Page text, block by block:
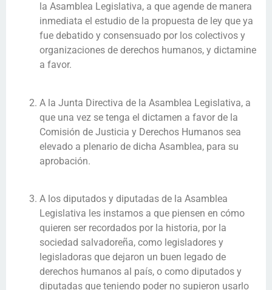
la Asamblea Legislativa, a que agende de manera
inmediata el estudio de la propuesta de ley que ya
fue debatido y consensuado por los colectivos y
organizaciones de derechos humanos, y dictamine
a favor.
A la Junta Directiva de la Asamblea Legislativa, a
que una vez se tenga el dictamen a favor de la
Comisión de Justicia y Derechos Humanos sea
elevado a plenario de dicha Asamblea, para su
aprobación.
A los diputados y diputadas de la Asamblea
Legislativa les instamos a que piensen en cómo
quieren ser recordados por la historia, por la
sociedad salvadoreña, como legisladores y
legisladoras que dejaron un buen legado de
derechos humanos al país, o como diputados y
diputadas que teniendo poder no supieron usarlo